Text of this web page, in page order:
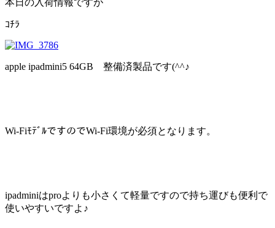
ｺﾁﾗ
apple ipadmini5 64GB 整備済製品です(^^♪
Wi-FiﾓﾃﾞﾙですのでWi-Fi環境が必須となります。
ipadminiはproよりも小さくて軽量ですので持ち運びも便利で
使いやすいですよ♪